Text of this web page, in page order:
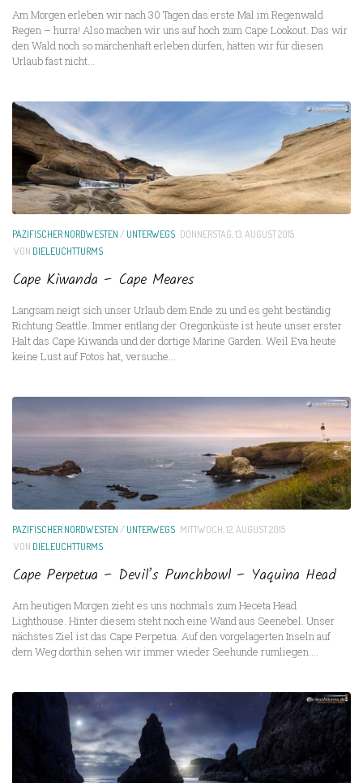
Am Morgen erleben wir nach 30 Tagen das erste Mal im Regenwald
Regen – hurra! Also machen wir uns auf hoch zum Cape Lookout. Das wir
den Wald noch so märchenhaft erleben dürfen, hätten wir für diesen
Urlaub fast nicht...
PAZIFISCHER NORDWESTEN /UNTERWEGS DONNERSTAG, 13. AUGUST 2015
VON DIELEUCHTTURMS
Cape Kiwanda – Cape Meares
Langsam neigt sich unser Urlaub dem Ende zu und es geht beständig
Richtung Seattle. Immer entlang der Oregonküste ist heute unser erster
Halt das Cape Kiwanda und der dortige Marine Garden. Weil Eva heute
keine Lust auf Fotos hat, versuche...
PAZIFISCHER NORDWESTEN /UNTERWEGS MITTWOCH, 12. AUGUST 2015
VON DIELEUCHTTURMS
Cape Perpetua – Devil’s Punchbowl – Yaquina Head
Am heutigen Morgen zieht es uns nochmals zum Heceta Head
Lighthouse. Hinter diesem steht noch eine Wand aus Seenebel. Unser
nächstes Ziel ist das Cape Perpetua. Auf den vorgelagerten Inseln auf
dem Weg dorthin sehen wir immer wieder Seehunde rumliegen....